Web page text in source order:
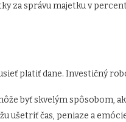
za správu majetku v
platiť dane. Investičný
byť skvelým spôsobom,
ušetriť čas, peniaze a